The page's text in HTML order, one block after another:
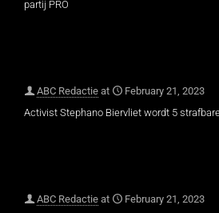
partij PRO
ABC Redactie at
February 21, 2023
Activist Stephano Biervliet wordt 5
ABC Redactie at
February 21, 2023